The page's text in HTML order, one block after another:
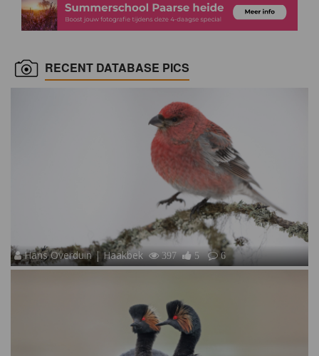
RECENT DATABASE PICS
Hans Overduin | Haakbek 397 5 6